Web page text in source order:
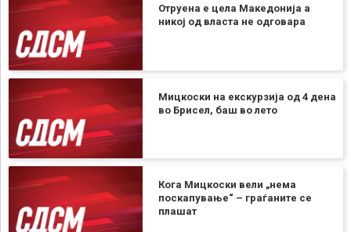
Отруена е цела Македонија а
никој од власта не одговара
Мицкоски на екскурзија од 4 дена
во Брисел, баш во лето
Кога Мицкоски вели „нема
поскапување“ – граѓаните се
плашат